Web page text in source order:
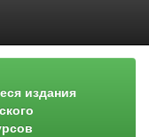
издания